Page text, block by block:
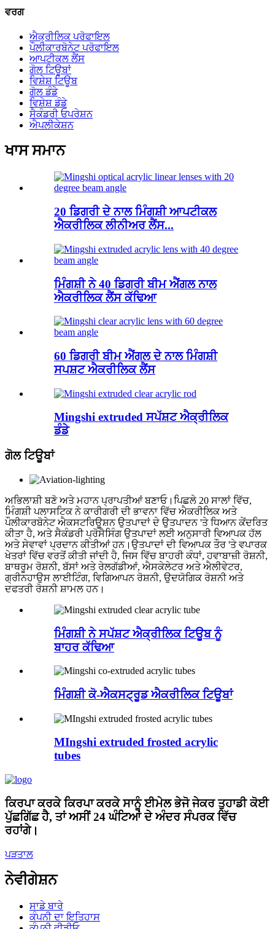
ਵਰਗ
ਐਕ੍ਰੀਲਿਕ ਪਰੋਫਾਇਲ
ਪੌਲੀਕਾਰਬੋਨੇਟ ਪਰੋਫਾਇਲ
ਆਪਟੀਕਲ ਲੈਂਸ
ਗੋਲ ਟਿਊਬਾਂ
ਵਿਸ਼ੇਸ਼ ਟਿਊਬ
ਗੋਲ ਡੰਡੇ
ਵਿਸ਼ੇਸ਼ ਡੰਡੇ
ਸੈਕੰਡਰੀ ਓਪਰੇਸ਼ਨ
ਐਪਲੀਕੇਸ਼ਨ
ਖਾਸ ਸਮਾਨ
20 ਡਿਗਰੀ ਦੇ ਨਾਲ ਮਿੰਗਸ਼ੀ ਆਪਟੀਕਲ
ਐਕਰੀਲਿਕ ਲੀਨੀਅਰ ਲੈਂਸ...
ਮਿੰਗਸ਼ੀ ਨੇ 40 ਡਿਗਰੀ ਬੀਮ ਐਂਗਲ ਨਾਲ
ਐਕਰੀਲਿਕ ਲੈਂਸ ਕੱਢਿਆ
60 ਡਿਗਰੀ ਬੀਮ ਐਂਗਲ ਦੇ ਨਾਲ ਮਿੰਗਸ਼ੀ
ਸਪਸ਼ਟ ਐਕਰੀਲਿਕ ਲੈਂਸ
Mingshi extruded ਸਪੱਸ਼ਟ ਐਕ੍ਰੀਲਿਕ
ਡੰਡੇ
ਗੋਲ ਟਿਊਬਾਂ
ਅਭਿਲਾਸ਼ੀ ਬਣੋ ਅਤੇ ਮਹਾਨ ਪ੍ਰਾਪਤੀਆਂ ਬਣਾਓ।ਪਿਛਲੇ 20 ਸਾਲਾਂ ਵਿੱਚ,
ਮਿੰਗਸ਼ੀ ਪਲਾਸਟਿਕ ਨੇ ਕਾਰੀਗਰੀ ਦੀ ਭਾਵਨਾ ਵਿੱਚ ਐਕਰੀਲਿਕ ਅਤੇ
ਪੌਲੀਕਾਰਬੋਨੇਟ ਐਕਸਟਰਿਊਸ਼ਨ ਉਤਪਾਦਾਂ ਦੇ ਉਤਪਾਦਨ 'ਤੇ ਧਿਆਨ ਕੇਂਦਰਿਤ
ਕੀਤਾ ਹੈ, ਅਤੇ ਸੈਕੰਡਰੀ ਪ੍ਰੋਸੈਸਿੰਗ ਉਤਪਾਦਾਂ ਲਈ ਅਨੁਸਾਰੀ ਵਿਆਪਕ ਹੱਲ
ਅਤੇ ਸੇਵਾਵਾਂ ਪ੍ਰਦਾਨ ਕੀਤੀਆਂ ਹਨ।ਉਤਪਾਦਾਂ ਦੀ ਵਿਆਪਕ ਤੌਰ 'ਤੇ ਵਪਾਰਕ
ਖੇਤਰਾਂ ਵਿੱਚ ਵਰਤੋਂ ਕੀਤੀ ਜਾਂਦੀ ਹੈ, ਜਿਸ ਵਿੱਚ ਬਾਹਰੀ ਕੰਧਾਂ, ਹਵਾਬਾਜ਼ੀ ਰੋਸ਼ਨੀ,
ਬਾਥਰੂਮ ਰੋਸ਼ਨੀ, ਬੱਸਾਂ ਅਤੇ ਰੇਲਗੱਡੀਆਂ, ਐਸਕੇਲੇਟਰ ਅਤੇ ਐਲੀਵੇਟਰ,
ਗ੍ਰੀਨਹਾਉਸ ਲਾਈਟਿੰਗ, ਵਿਗਿਆਪਨ ਰੋਸ਼ਨੀ, ਉਦਯੋਗਿਕ ਰੋਸ਼ਨੀ ਅਤੇ
ਦਫਤਰੀ ਰੋਸ਼ਨੀ ਸ਼ਾਮਲ ਹਨ।
ਮਿੰਗਸ਼ੀ ਨੇ ਸਪੱਸ਼ਟ ਐਕ੍ਰੀਲਿਕ ਟਿਊਬ ਨੂੰ
ਬਾਹਰ ਕੱਢਿਆ
ਮਿੰਗਸ਼ੀ ਕੋ-ਐਕਸਟ੍ਰੂਡ ਐਕਰੀਲਿਕ ਟਿਊਬਾਂ
MIngshi extruded frosted acrylic
tubes
ਕਿਰਪਾ ਕਰਕੇ ਕਿਰਪਾ ਕਰਕੇ ਸਾਨੂੰ ਈਮੇਲ ਭੇਜੋ ਜੇਕਰ ਤੁਹਾਡੀ ਕੋਈ
ਪੁੱਛਗਿੱਛ ਹੈ, ਤਾਂ ਅਸੀਂ 24 ਘੰਟਿਆਂ ਦੇ ਅੰਦਰ ਸੰਪਰਕ ਵਿੱਚ
ਰਹਾਂਗੇ।
ਪੜਤਾਲ
ਨੇਵੀਗੇਸ਼ਨ
ਸਾਡੇ ਬਾਰੇ
ਕੰਪਨੀ ਦਾ ਇਤਿਹਾਸ